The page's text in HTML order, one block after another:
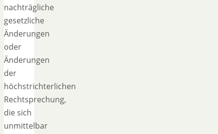
nachträgliche
gesetzliche
Änderungen
oder
Änderungen
der
höchstrichterlichen
Rechtsprechung,
die sich
unmittelbar